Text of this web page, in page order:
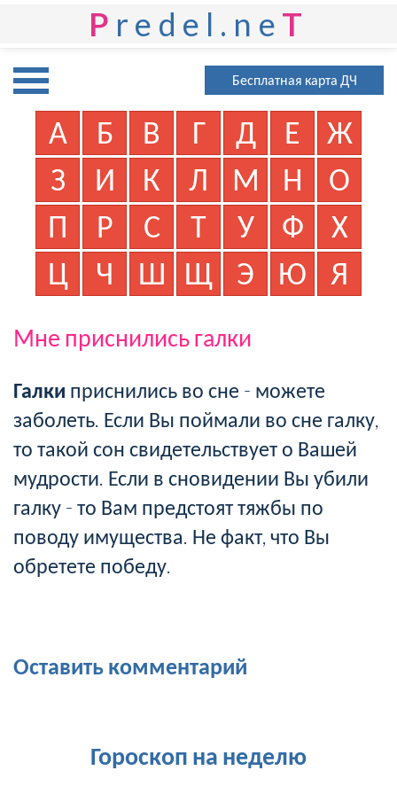
P redel.ne T
Бесплатная карта ДЧ
А Б В Г Д Е
Ж
З
И К Л М Н
О
П
Р С Т У Ф
Х
Ц
Ч Ш Щ Э Ю Я
Мне приснились галки
Галки приснились во сне - можете
заболеть. Если Вы поймали во сне галку,
то такой сон свидетельствует о Вашей
мудрости. Если в сновидении Вы убили
галку - то Вам предстоят тяжбы по
поводу имущества. Не факт, что Вы
обретете победу.
Оставить комментарий
Гороскоп на неделю